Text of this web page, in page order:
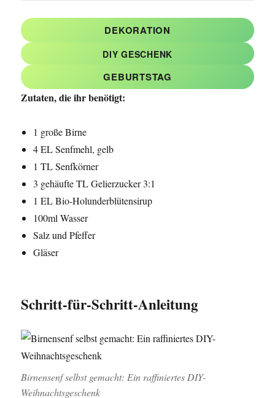
DEKORATION
DIY GESCHENK
GEBURTSTAG
Zutaten, die ihr benötigt:
1 große Birne
4 EL Senfmehl, gelb
1 TL Senfkörner
3 gehäufte TL Gelierzucker 3:1
1 EL Bio-Holunderblütensirup
100ml Wasser
Salz und Pfeffer
Gläser
Schritt-für-Schritt-Anleitung
Birnensenf selbst gemacht: Ein raffiniertes DIY-
Weihnachtsgeschenk